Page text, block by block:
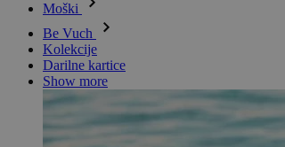
Moški
Be Vuch
Kolekcije
Darilne kartice
Show more